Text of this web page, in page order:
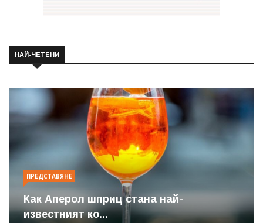
НАЙ-ЧЕТЕНИ
ПРЕДСТАВЯНЕ
Как Аперол шприц стана най-
известният ко...